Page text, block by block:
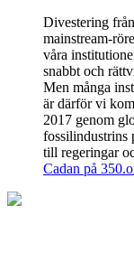
Divestering
mainstream-
våra
snabbt och
Men många
är därför vi
2017 genom
fossilindustrins
till regeringar
Cadan på